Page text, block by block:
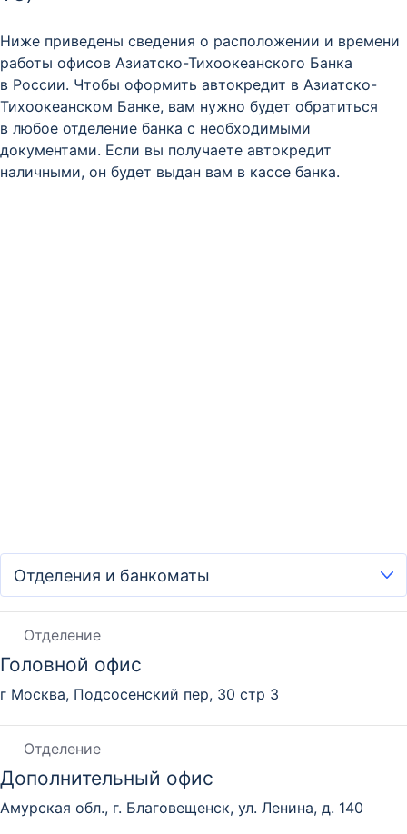
Ниже приведены сведения о расположении и времени
работы офисов Азиатско-Тихоокеанского Банка
в России. Чтобы оформить автокредит в Азиатско-
Тихоокеанском Банке, вам нужно будет обратиться
в любое отделение банка с необходимыми
документами. Если вы получаете автокредит
наличными, он будет выдан вам в кассе банка.
Отделение
Головной офис
г Москва, Подсосенский пер, 30 стр 3
Отделение
Дополнительный офис
Амурская обл., г. Благовещенск, ул. Ленина, д. 140